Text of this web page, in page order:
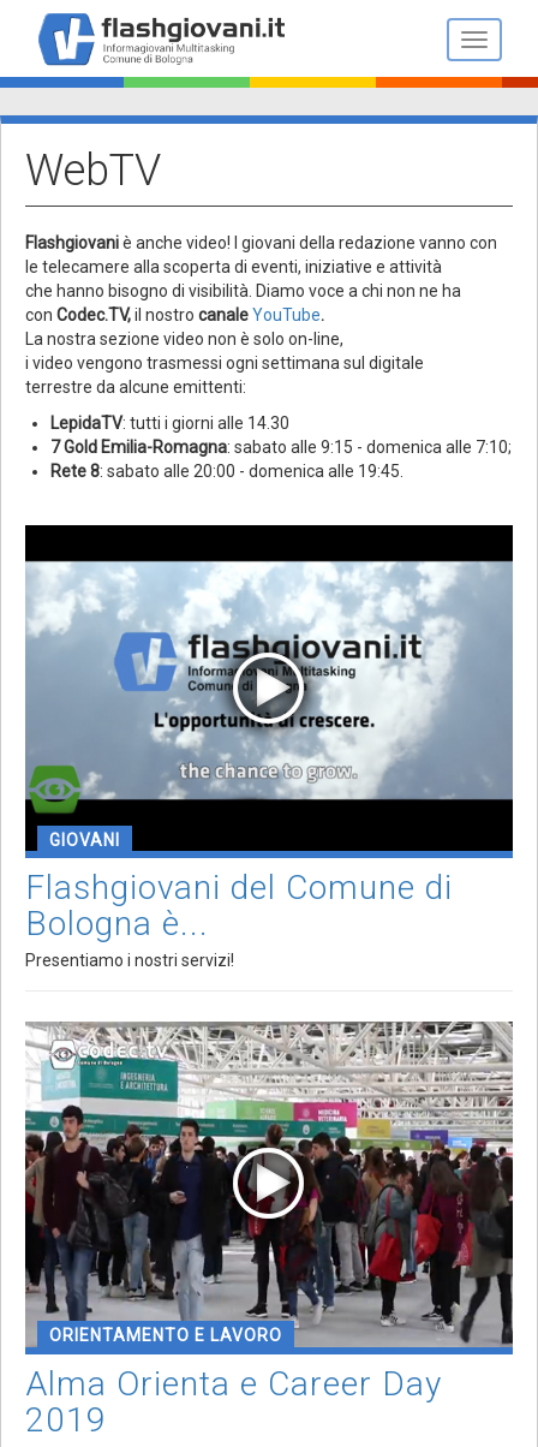
contenuto
principale
Toggle
WebTV
Flashgiovaniè anche video! I giovani della redazione vanno con
le telecamere alla scoperta di eventi, iniziative e attività
che hanno bisogno di visibilità. Diamo voce a chi non ne ha
con Codec.TV,il nostro canaleYouTube.
La nostra sezione video non è solo on-line,
i video vengono trasmessi ogni settimana sul digitale
terrestre da alcune emittenti:
LepidaTV: tutti i giorni alle 14.30
7 Gold Emilia-Romagna: sabato alle 9:15 - domenica alle 7:10;
Rete 8: sabato alle 20:00 - domenica alle 19:45.
GIOVANI
Flashgiovani del Comune di
Bologna è...
Presentiamo i nostri servizi!
ORIENTAMENTO E LAVORO
Alma Orienta e Career Day
2019